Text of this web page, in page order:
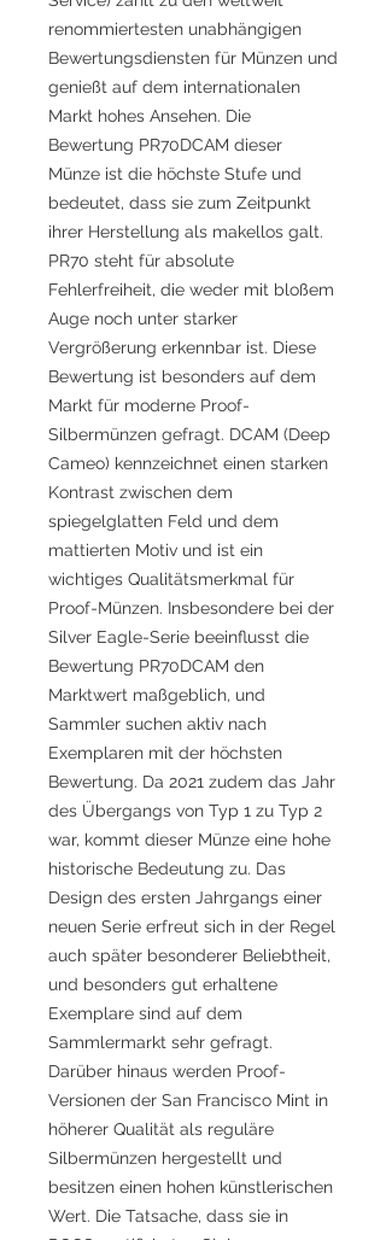
renommiertesten unabhängigen
Bewertungsdiensten für Münzen und
genießt auf dem internationalen
Markt hohes Ansehen. Die
Bewertung PR70DCAM dieser
Münze ist die höchste Stufe und
bedeutet, dass sie zum Zeitpunkt
ihrer Herstellung als makellos galt.
PR70 steht für absolute
Fehlerfreiheit, die weder mit bloßem
Auge noch unter starker
Vergrößerung erkennbar ist. Diese
Bewertung ist besonders auf dem
Markt für moderne Proof-
Silbermünzen gefragt. DCAM (Deep
Cameo) kennzeichnet einen starken
Kontrast zwischen dem
spiegelglatten Feld und dem
mattierten Motiv und ist ein
wichtiges Qualitätsmerkmal für
Proof-Münzen. Insbesondere bei der
Silver Eagle-Serie beeinflusst die
Bewertung PR70DCAM den
Marktwert maßgeblich, und
Sammler suchen aktiv nach
Exemplaren mit der höchsten
Bewertung. Da 2021 zudem das Jahr
des Übergangs von Typ 1 zu Typ 2
war, kommt dieser Münze eine hohe
historische Bedeutung zu. Das
Design des ersten Jahrgangs einer
neuen Serie erfreut sich in der Regel
auch später besonderer Beliebtheit,
und besonders gut erhaltene
Exemplare sind auf dem
Sammlermarkt sehr gefragt.
Darüber hinaus werden Proof-
Versionen der San Francisco Mint in
höherer Qualität als reguläre
Silbermünzen hergestellt und
besitzen einen hohen künstlerischen
Wert. Die Tatsache, dass sie in